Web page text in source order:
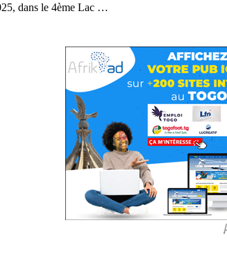
dans le 4ème Lac …